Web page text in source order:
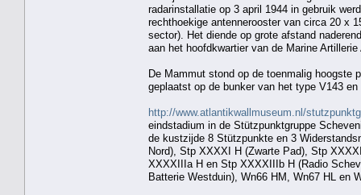
radarinstallatie op 3 april 1944 in gebruik
rechthoekige antennerooster van circa 20 x
sector). Het diende op grote afstand
aan het hoofdkwartier van de Marine
De Mammut stond op de toenmalig hoogste
geplaatst op de bunker van het type V143
http://www.atlantikwallmuseum.nl/
eindstadium in de Stützpunktgruppe
de kustzijde 8 Stützpunkte en 3
Nord), Stp XXXXI H (Zwarte Pad), Stp
XXXXIIIa H en Stp XXXXIIIb H (Radio
Batterie Westduin), Wn66 HM, Wn67 HL en